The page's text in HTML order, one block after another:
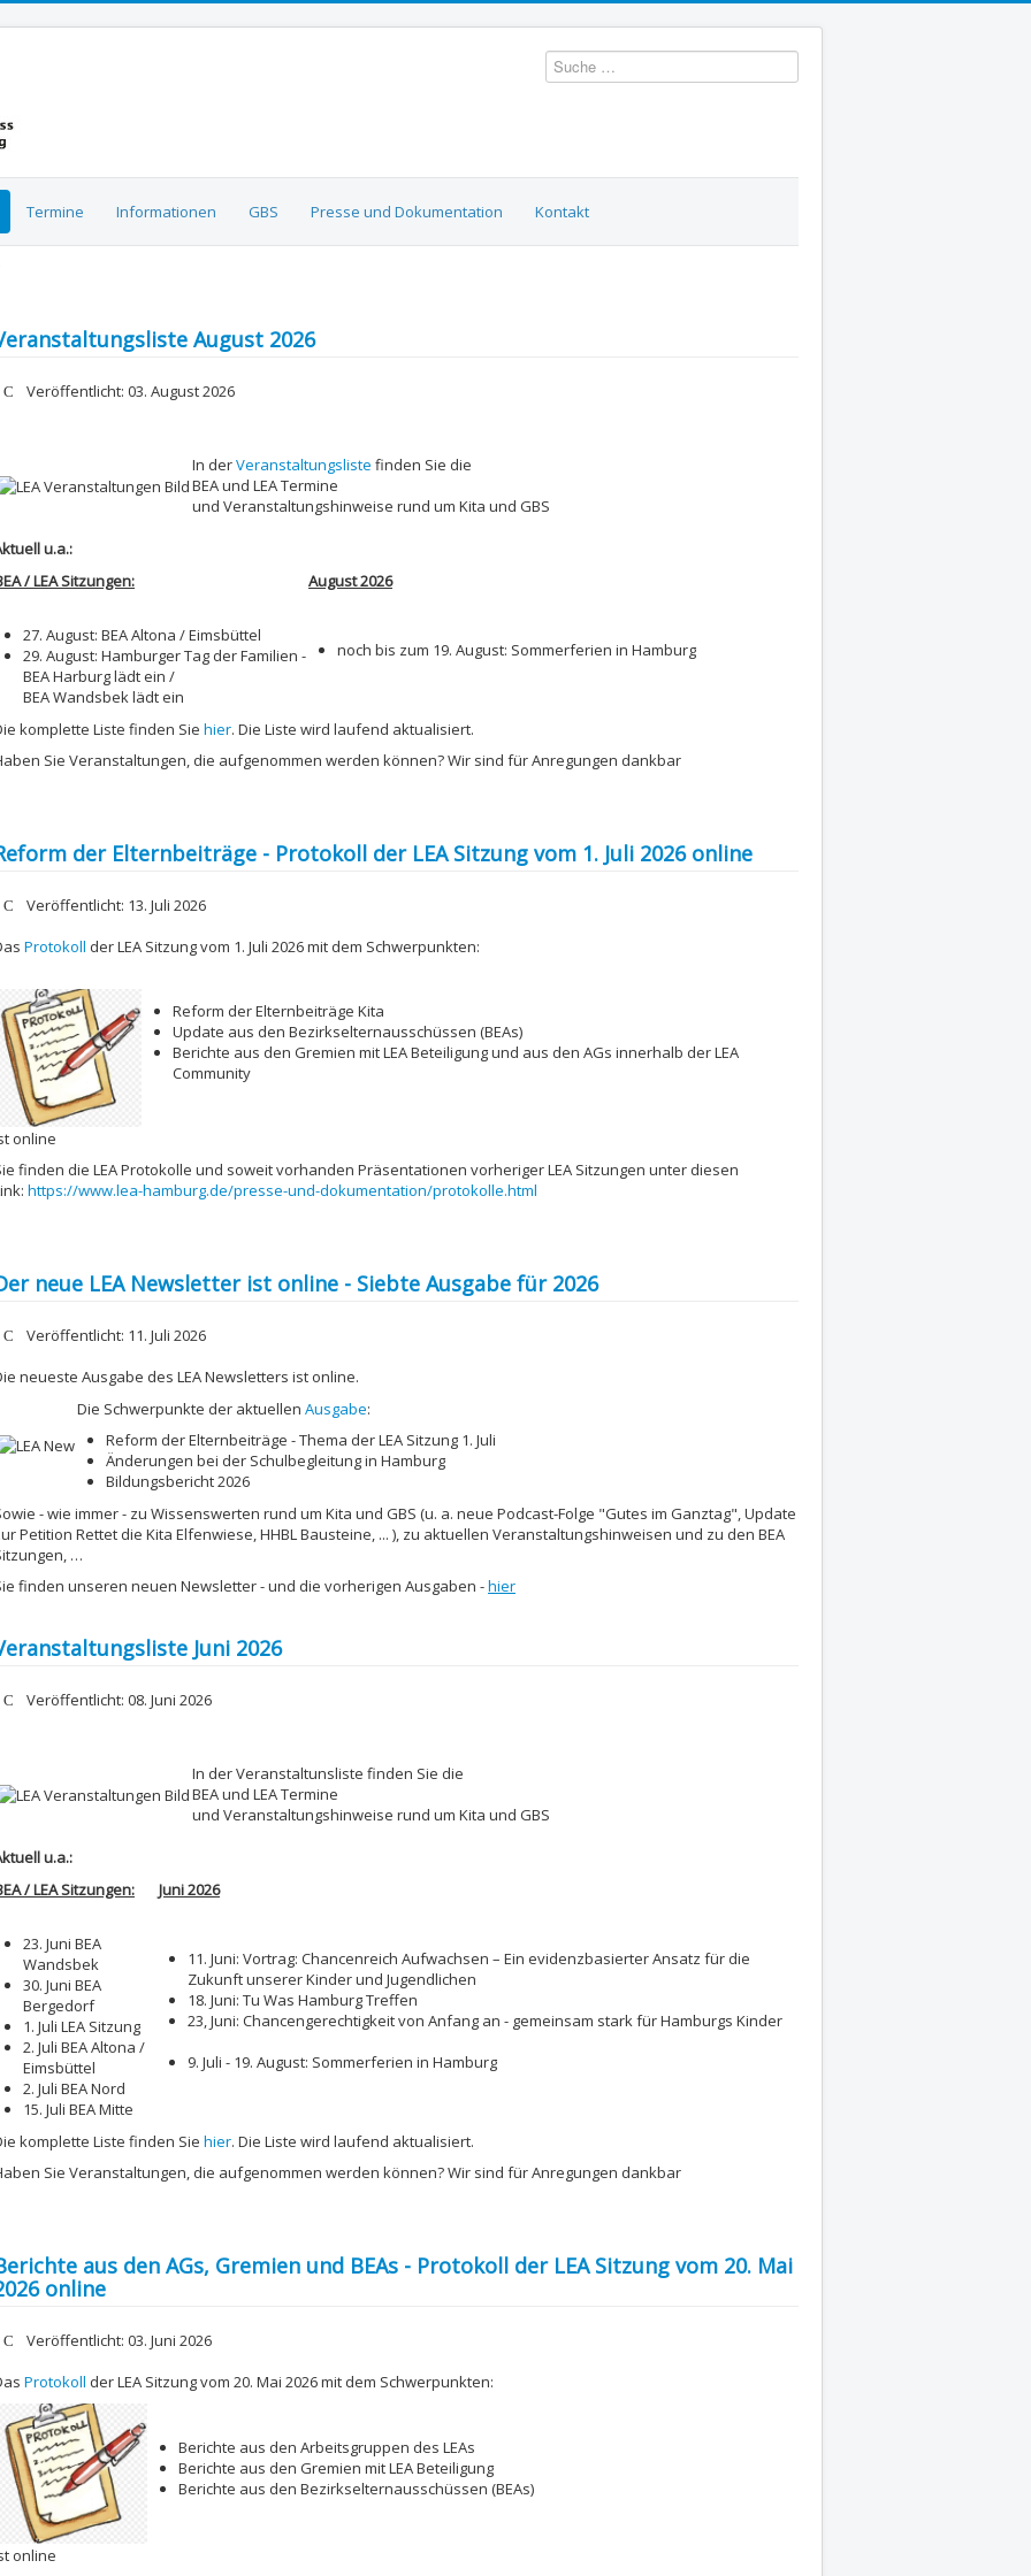
Suchen
Termine Informationen GBS Presse und Dokumentation Kontakt
August 2026
Veröffentlicht: 03. August 2026
In derVeranstaltungsliste finden Sie die
BEA und LEA Termine
und Veranstaltungshinweise rund um Kita und GBS
u.a.:
/ LEA Sitzungen:
August 2026
27. August: BEA Altona / Eimsbüttel
29. August: Hamburger Tag der Familien -
BEA Harburg lädt ein /
BEA Wandsbek lädt ein
noch bis zum 19. August: Sommerferien in Hamburg
komplette Liste finden Sie hier. Die Liste wird laufend aktualisiert.
Sie Veranstaltungen, die aufgenommen werden können? Wir sind für Anregungen dankbar
der Elternbeiträge - Protokoll der LEA Sitzung vom 1. Juli 2026 online
Veröffentlicht: 13. Juli 2026
Protokoll der LEA Sitzung vom 1. Juli 2026 mit dem Schwerpunkten:
Reform der Elternbeiträge Kita
Update aus den Bezirkselternausschüssen (BEAs)
Berichte aus den Gremien mit LEA Beteiligung und aus den AGs innerhalb der LEA
Community
online
finden die LEA Protokolle und soweit vorhanden Präsentationen vorheriger LEA Sitzungen unter diesen
https://www.lea-hamburg.de/presse-und-dokumentation/protokolle.html
neue LEA Newsletter ist online - Siebte Ausgabe für 2026
Veröffentlicht: 11. Juli 2026
neueste Ausgabe des LEA Newsletters ist online.
Die Schwerpunkte der aktuellen Ausgabe:
Reform der Elternbeiträge - Thema der LEA Sitzung 1. Juli
Änderungen bei der Schulbegleitung in Hamburg
Bildungsbericht 2026
- wie immer - zu Wissenswerten rund um Kita und GBS (u. a. neue Podcast-Folge "Gutes im Ganztag", Update
Petition Rettet die Kita Elfenwiese, HHBL Bausteine, ... ), zu aktuellen Veranstaltungshinweisen und zu den BEA
…
finden unseren neuen Newsletter - und die vorherigen Ausgaben -hier
Juni 2026
Veröffentlicht: 08. Juni 2026
In der Veranstaltunsliste finden Sie die
BEA und LEA Termine
und Veranstaltungshinweise rund um Kita und GBS
u.a.:
/ LEA Sitzungen:
Juni 2026
23. Juni BEA
Wandsbek
30. Juni BEA
Bergedorf
1. Juli LEA Sitzung
2. Juli BEA Altona /
Eimsbüttel
2. Juli BEA Nord
15. Juli BEA Mitte
11. Juni: Vortrag: Chancenreich Aufwachsen – Ein evidenzbasierter Ansatz für die
Zukunft unserer Kinder und Jugendlichen
18. Juni: Tu Was Hamburg Treffen
23, Juni: Chancengerechtigkeit von Anfang an - gemeinsam stark für Hamburgs Kinder
9. Juli - 19. August: Sommerferien in Hamburg
komplette Liste finden Sie hier. Die Liste wird laufend aktualisiert.
Sie Veranstaltungen, die aufgenommen werden können? Wir sind für Anregungen dankbar
aus den AGs, Gremien und BEAs - Protokoll der LEA Sitzung vom 20. Mai
online
Veröffentlicht: 03. Juni 2026
Protokoll der LEA Sitzung vom 20. Mai 2026 mit dem Schwerpunkten:
Berichte aus den Arbeitsgruppen des LEAs
Berichte aus den Gremien mit LEA Beteiligung
Berichte aus den Bezirkselternausschüssen (BEAs)
online